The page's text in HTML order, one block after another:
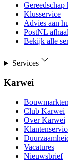
Gereedschap
Klusservice
Advies aan
PostNL
Bekijk alle
Services
Karwei
Bouwmarkten
Club Karwei
Over Karwei
Vacatures
Nieuwsbrief